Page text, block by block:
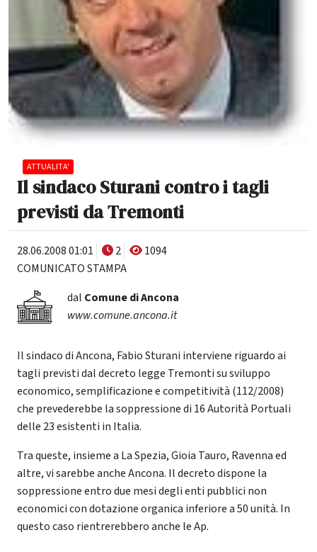
ATTUALITA'
Il sindaco Sturani contro i tagli
previsti da Tremonti
28.06.2008 01:01 2
1094
COMUNICATO STAMPA
dal Comune di Ancona
www.comune.ancona.it
Il sindaco di Ancona, Fabio Sturani interviene riguardo ai
tagli previsti dal decreto legge Tremonti su sviluppo
economico, semplificazione e competitività (112/2008)
che prevederebbe la soppressione di 16 Autorità Portuali
delle 23 esistenti in Italia.
Tra queste, insieme a La Spezia, Gioia Tauro, Ravenna ed
altre, vi sarebbe anche Ancona. Il decreto dispone la
soppressione entro due mesi degli enti pubblici non
economici con dotazione organica inferiore a 50 unità. In
questo caso rientrerebbero anche le Ap.